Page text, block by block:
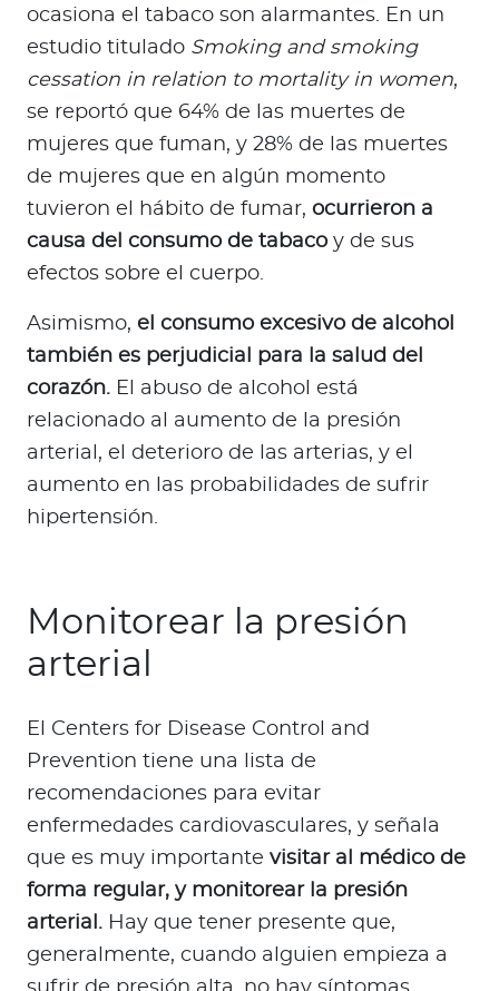
ocasiona el tabaco son alarmantes. En un
estudio titulado Smoking and smoking
cessation in relation to mortality in women,
se reportó que 64% de las muertes de
mujeres que fuman, y 28% de las muertes
de mujeres que en algún momento
tuvieron el hábito de fumar, ocurrieron a
causa del consumo de tabacoy de sus
efectos sobre el cuerpo.
Asimismo, el consumo excesivo de alcohol
también es perjudicial para la salud del
corazón. El abuso de alcohol está
relacionado al aumento de la presión
arterial, el deterioro de las arterias, y el
aumento en las probabilidades de sufrir
hipertensión.
Monitorear la presión
arterial
El Centers for Disease Control and
Prevention tiene una lista de
recomendaciones para evitar
enfermedades cardiovasculares, y señala
que es muy importante visitar al médico de
forma regular, y monitorear la presión
arterial. Hay que tener presente que,
generalmente, cuando alguien empieza a